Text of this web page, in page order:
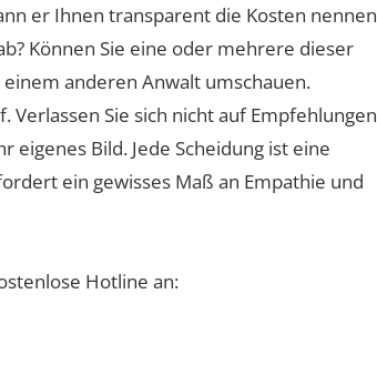
er Ihnen transparent die Kosten nennen
Können Sie eine oder mehrere dieser
anderen Anwalt umschauen.
Sie sich nicht auf Empfehlungen
eigenes Bild. Jede Scheidung ist eine
ein gewisses Maß an Empathie und
Hotline an: